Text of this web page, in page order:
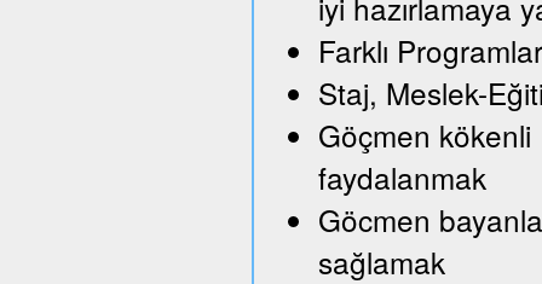
Farklı
Staj, Meslek-
Göçmen kökenli
faydalanmak
Göcmen
sağlamak